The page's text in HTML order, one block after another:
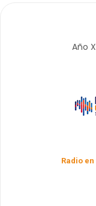
Año
Radio